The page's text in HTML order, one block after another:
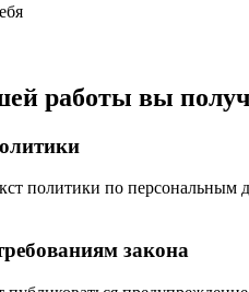
работы вы
политики по
закона